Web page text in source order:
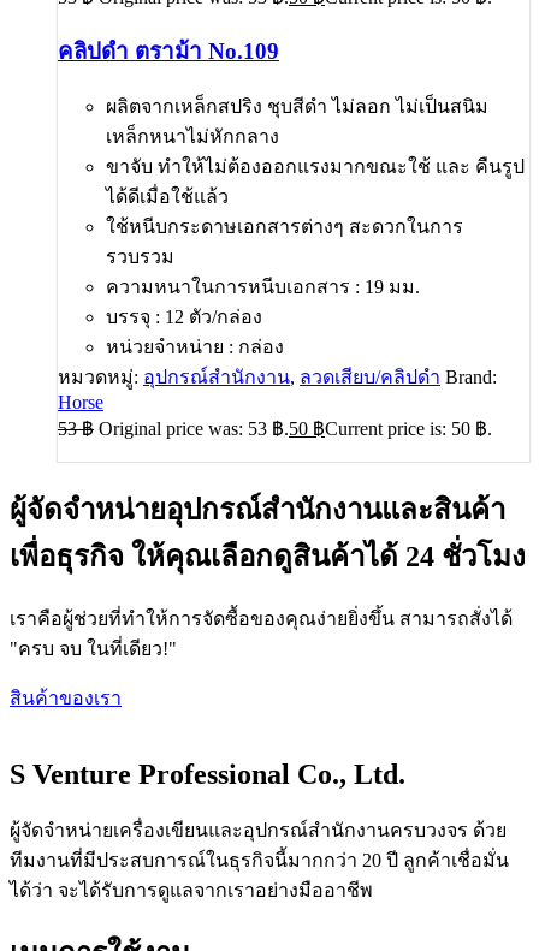
คลิปดำ ตราม้า No.109
ผลิตจากเหล็กสปริง ชุบสีดำ ไม่ลอก ไม่เป็นสนิม
เหล็กหนาไม่หักกลาง
ขาจับ ทำให้ไม่ต้องออกแรงมากขณะใช้ และ คืนรูป
ได้ดีเมื่อใช้แล้ว
ใช้หนีบกระดาษเอกสารต่างๆ สะดวกในการ
รวบรวม
ความหนาในการหนีบเอกสาร : 19 มม.
บรรจุ : 12 ตัว/กล่อง
หน่วยจำหน่าย : กล่อง
หมวดหมู่: อุปกรณ์สำนักงาน, ลวดเสียบ/คลิปดำ Brand:
Horse
53฿ Original price was: 53 ฿.50 ฿Current price is: 50 ฿.
ผู้จัดจำหน่ายอุปกรณ์สำนักงานและสินค้า
เพื่อธุรกิจ ให้คุณเลือกดูสินค้าได้ 24 ชั่วโมง
เราคือผู้ช่วยที่ทำให้การจัดซื้อของคุณง่ายยิ่งขึ้น สามารถสั่งได้
"ครบ จบ ในที่เดียว!"
สินค้าของเรา
S Venture Professional Co., Ltd.
ผู้จัดจำหน่ายเครื่องเขียนและอุปกรณ์สำนักงานครบวงจร ด้วย
ทีมงานที่มีประสบการณ์ในธุรกิจนี้มากกว่า 20 ปี ลูกค้าเชื่อมั่น
ได้ว่า จะได้รับการดูแลจากเราอย่างมืออาชีพ